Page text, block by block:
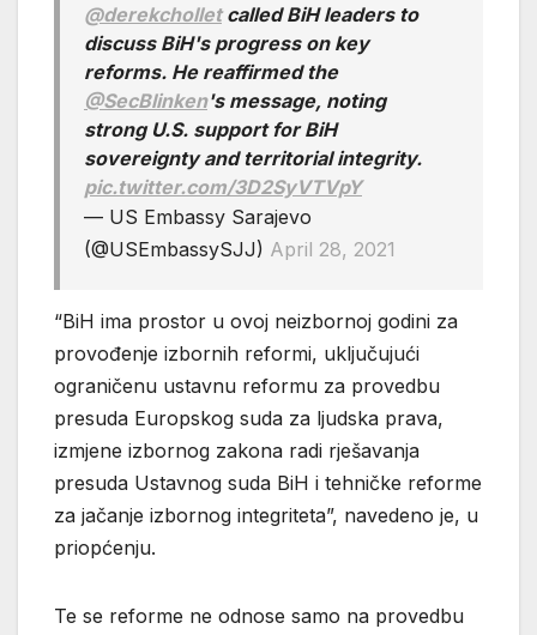
@derekcholletcalled BiH leaders to
discuss BiH's progress on key
reforms. He reaffirmed the
@SecBlinken's message, noting
strong U.S. support for BiH
sovereignty and territorial integrity.
pic.twitter.com/3D2SyVTVpY
— US Embassy Sarajevo
(@USEmbassySJJ) April 28, 2021
“BiH ima prostor u ovoj neizbornoj godini za
provođenje izbornih reformi, uključujući
ograničenu ustavnu reformu za provedbu
presuda Europskog suda za ljudska prava,
izmjene izbornog zakona radi rješavanja
presuda Ustavnog suda BiH i tehničke reforme
za jačanje izbornog integriteta”, navedeno je, u
priopćenju.
Te se reforme ne odnose samo na provedbu